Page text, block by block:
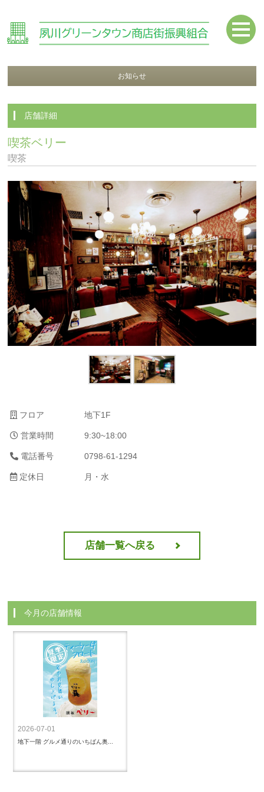
お知らせ
店舗詳細
喫茶ベリー
喫茶
フロア 地下1F
営業時間 9:30~18:00
電話番号 0798-61-1294
定休日 月・水
店舗一覧へ戻る
今月の店舗情報
2026-07-01
地下一階 グルメ通りのいちばん奥...